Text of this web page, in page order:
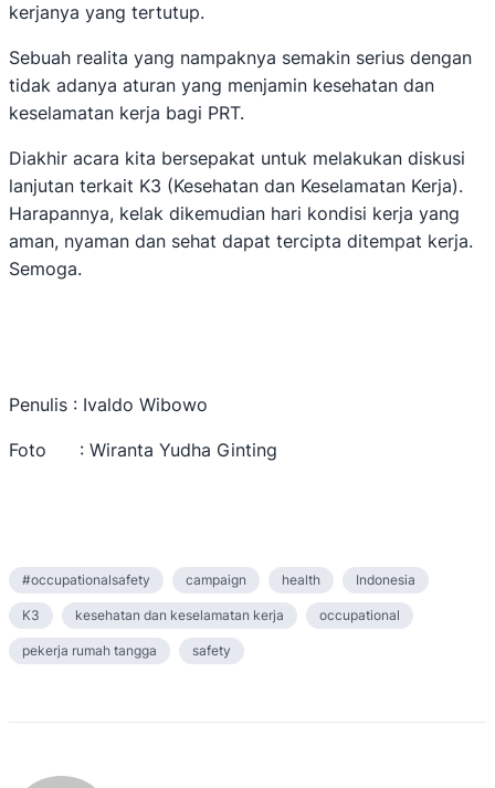
kerjanya yang tertutup.
Sebuah realita yang nampaknya semakin serius dengan
tidak adanya aturan yang menjamin kesehatan dan
keselamatan kerja bagi PRT.
Diakhir acara kita bersepakat untuk melakukan diskusi
lanjutan terkait K3 (Kesehatan dan Keselamatan Kerja).
Harapannya, kelak dikemudian hari kondisi kerja yang
aman, nyaman dan sehat dapat tercipta ditempat kerja.
Semoga.
Penulis : Ivaldo Wibowo
Foto : Wiranta Yudha Ginting
#occupationalsafety campaign health Indonesia
K3 kesehatan dan keselamatan kerja occupational
pekerja rumah tangga safety